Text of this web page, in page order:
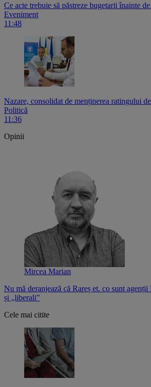
Ce acte trebuie să păstreze bugetarii înainte
Eveniment
11:48
Nazare, consolidat de menținerea ratingului
Politică
11:36
Opinii
Mircea Marian
Nu mă deranjează că Rareș et. co sunt
și „liberali”
Cele mai citite